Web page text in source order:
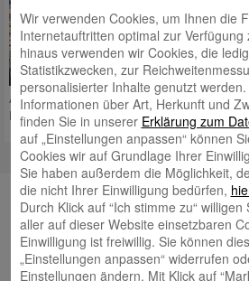
Areal.
Augenarztpraxis Dr. Kortüm und ein AOK-
Pforten öffnen sowieMehr lesen
Neueste Beiträge
Neuer Nachhaltigkeitsbericht
Landessieger: Besigheimer
Wir verwenden Cookies, um Ihnen die
Internetauftritten optimal zur
hinaus verwenden wir Cookies, die
Statistikzwecken, zur
personalisierter Inhalte genutzt
Informationen über Art, Herkunft und
finden Sie in unserer Erklärung zum
auf „Einstellungen anpassen“ können
Cookies wir auf Grundlage Ihrer
Sie haben außerdem die Möglichkeit,
die nicht Ihrer Einwilligung bedürfen,
Durch Klick auf “Ich stimme zu“
aller auf dieser Website einsetzbaren
Einwilligung ist freiwillig. Sie können
„Einstellungen anpassen“ widerrufen
Einstellungen ändern. Mit Klick auf